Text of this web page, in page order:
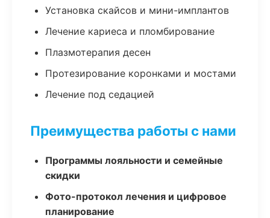
Установка скайсов и мини-имплантов
Лечение кариеса и пломбирование
Плазмотерапия десен
Протезирование коронками и мостами
Лечение под седацией
Преимущества работы с нами
Программы лояльности и семейные
скидки
Фото-протокол лечения и цифровое
планирование